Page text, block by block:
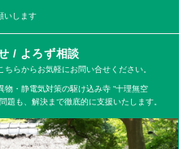
いします
/ よろず相談
らからお気軽にお問い合せください。
物・静電気対策の駆け込み寺 “十理無空
題も、解決まで徹底的に支援いたします。